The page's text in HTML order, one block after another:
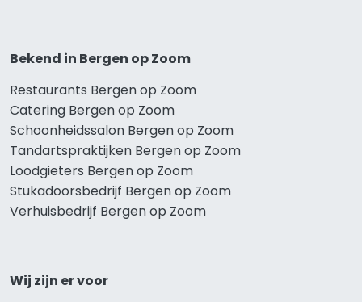
Bekend in Bergen op Zoom
Restaurants Bergen op Zoom
Catering Bergen op Zoom
Schoonheidssalon Bergen op Zoom
Tandartspraktijken Bergen op Zoom
Loodgieters Bergen op Zoom
Stukadoorsbedrijf Bergen op Zoom
Verhuisbedrijf Bergen op Zoom
Wij zijn er voor